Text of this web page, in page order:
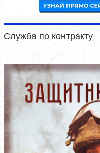
Служба по контракту